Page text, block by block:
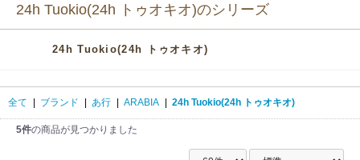
24h Tuokio(24h トゥオキオ)のシリーズ
24h Tuokio(24h トゥオキオ)
全て | ブランド | あ行 | ARABIA | 24h Tuokio(24h トゥオキオ)
5件の商品が見つかりました